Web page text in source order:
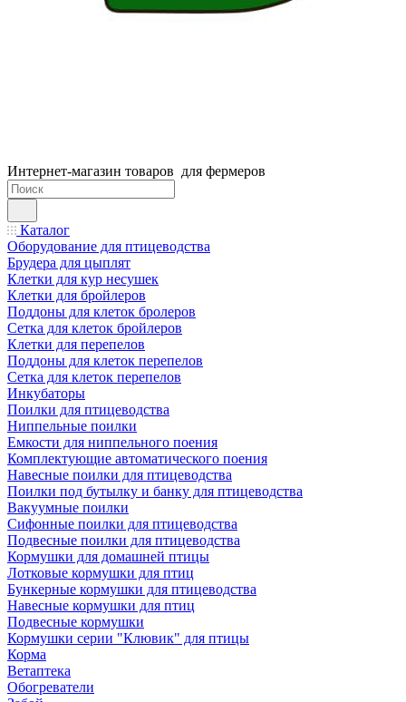
Интернет-магазин товаров для фермеров
Каталог
Оборудование для птицеводства
Брудера для цыплят
Клетки для кур несушек
Клетки для бройлеров
Поддоны для клеток бролеров
Сетка для клеток бройлеров
Клетки для перепелов
Поддоны для клеток перепелов
Сетка для клеток перепелов
Инкубаторы
Поилки для птицеводства
Ниппельные поилки
Емкости для ниппельного поения
Комплектующие автоматического поения
Навесные поилки для птицеводства
Поилки под бутылку и банку для птицеводства
Вакуумные поилки
Сифонные поилки для птицеводства
Подвесные поилки для птицеводства
Кормушки для домашней птицы
Лотковые кормушки для птиц
Бункерные кормушки для птицеводства
Навесные кормушки для птиц
Подвесные кормушки
Кормушки серии "Клювик" для птицы
Корма
Ветаптека
Обогреватели